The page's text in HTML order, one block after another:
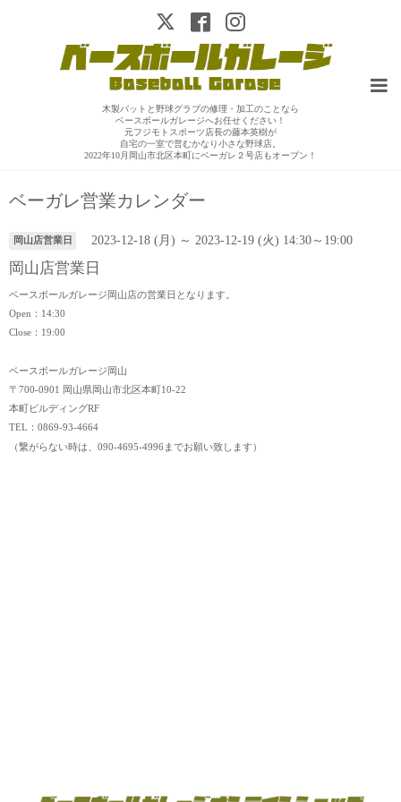
木製バットと野球グラブの修理・加工のことなら
ベースボールガレージへお任せください！
元フジモトスポーツ店長の藤本英樹が
自宅の一室で営むかなり小さな野球店。
2022年10月岡山市北区本町にベーガレ２号店もオープン！
ベーガレ営業カレンダー
岡山店営業日 2023-12-18 (月) ～ 2023-12-19 (火) 14:30～19:00
岡山店営業日
ベースボールガレージ岡山店の営業日となります。
Open：14:30
Close：19:00
ベースボールガレージ岡山
〒700-0901 岡山県岡山市北区本町10-22
本町ビルディングRF
TEL：0869-93-4664
（繋がらない時は、090-4695-4996までお願い致します）